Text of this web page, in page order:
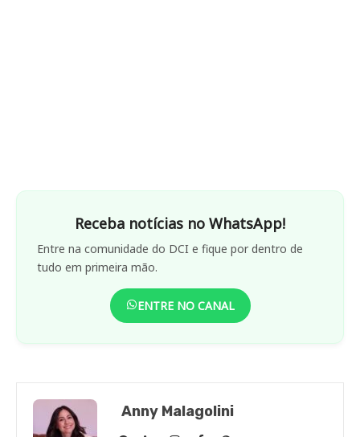
Receba notícias no WhatsApp!
Entre na comunidade do DCI e fique por dentro de
tudo em primeira mão.
ENTRE NO CANAL
Anny Malagolini